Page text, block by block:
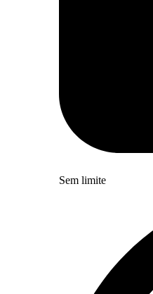
Sem limite